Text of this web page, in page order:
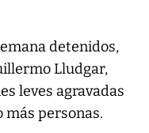
detenidos,
Lludgar,
leves agravadas
más personas.